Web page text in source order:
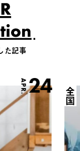
た記事
APR.24 全国